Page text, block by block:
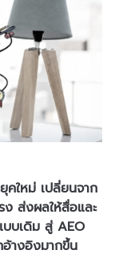
ใหม่ เปลี่ยนจาก
ส่งผลให้สื่อและ
บเดิม สู่ AEO
างอิงมากขึ้น